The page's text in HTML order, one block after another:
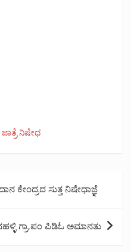
ಜಾತ್ರೆ ನಿಷೇಧ
ಕೇಂದ್ರದ ಸುತ್ತ ನಿಷೇಧಾಜ್ಞೆ
ಗ್ರಾ.ಪಂ ಪಿಡಿಓ ಅಮಾನತು